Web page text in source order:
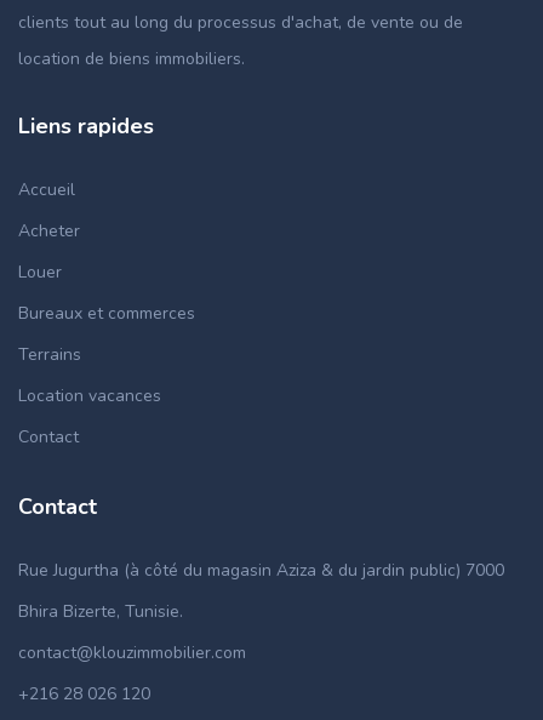
clients tout au long du processus d'achat, de vente ou de
location de biens immobiliers.
Liens rapides
Accueil
Acheter
Louer
Bureaux et commerces
Terrains
Location vacances
Contact
Contact
Rue Jugurtha (à côté du magasin Aziza & du jardin public) 7000
Bhira Bizerte, Tunisie.
contact@klouzimmobilier.com
+216 28 026 120